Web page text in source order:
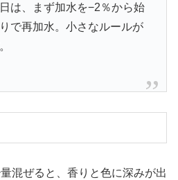
は、まず加水を−2％から始
で再加水。小さなルールが
混ぜると、香りと色に深みが出